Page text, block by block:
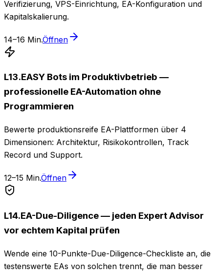
Verifizierung, VPS-Einrichtung, EA-Konfiguration und
Kapitalskalierung.
14–16 Min.Öffnen
L13.EASY Bots im Produktivbetrieb —
professionelle EA-Automation ohne
Programmieren
Bewerte produktionsreife EA-Plattformen über 4
Dimensionen: Architektur, Risikokontrollen, Track
Record und Support.
12–15 Min.Öffnen
L14.EA-Due-Diligence — jeden Expert Advisor
vor echtem Kapital prüfen
Wende eine 10-Punkte-Due-Diligence-Checkliste an, die
testenswerte EAs von solchen trennt, die man besser